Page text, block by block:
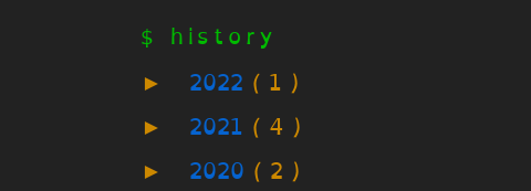
$ history
► 2022 ( 1 )
► 2021 ( 4 )
► 2020 ( 2 )